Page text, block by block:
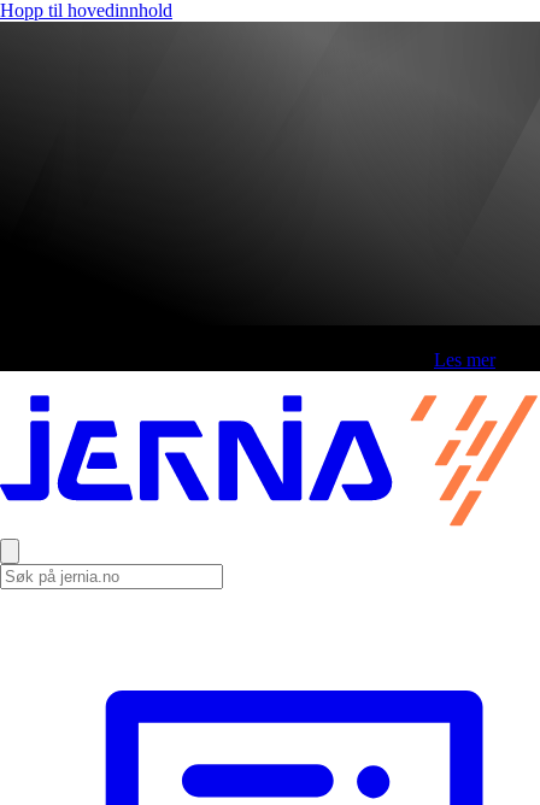
Hopp til hovedinnhold
Les mer